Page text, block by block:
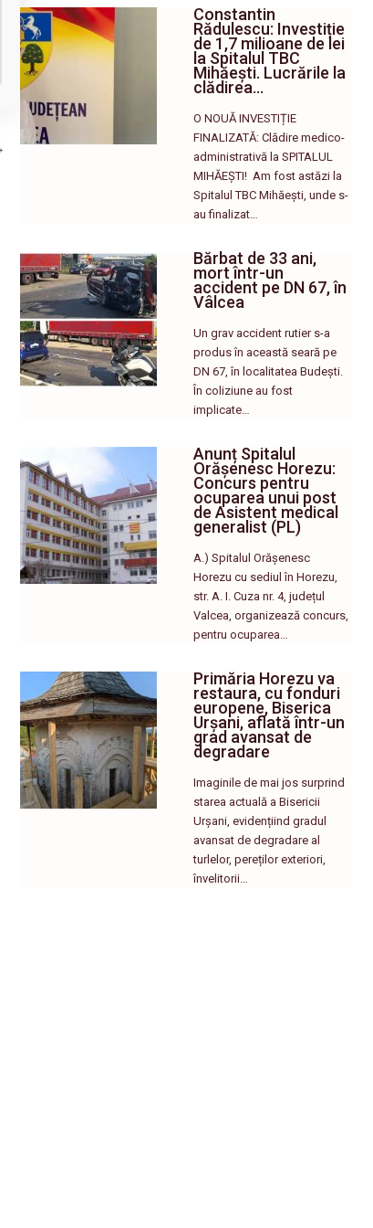
Constantin
Rădulescu: Investiție
de 1,7 milioane de lei
la Spitalul TBC
Mihăești. Lucrările la
clădirea…
O NOUĂ INVESTIȚIE
FINALIZATĂ: Clădire medico-
administrativă la SPITALUL
MIHĂEȘTI! ​ Am fost astăzi la
Spitalul TBC Mihăești, unde s-
au finalizat…
Bărbat de 33 ani,
mort într-un
accident pe DN 67, în
Vâlcea
Un grav accident rutier s-a
produs în această seară pe
DN 67, în localitatea Budești.
În coliziune au fost
implicate…
Anunț Spitalul
Orășenesc Horezu:
Concurs pentru
ocuparea unui post
de Asistent medical
generalist (PL)
A.) Spitalul Orășenesc
Horezu cu sediul în Horezu,
str. A. I. Cuza nr. 4, județul
Valcea, organizează concurs,
pentru ocuparea…
Primăria Horezu va
restaura, cu fonduri
europene, Biserica
Urșani, aflată într-un
grad avansat de
degradare
Imaginile de mai jos surprind
starea actuală a Bisericii
Urșani, evidențiind gradul
avansat de degradare al
turlelor, pereților exteriori,
învelitorii…